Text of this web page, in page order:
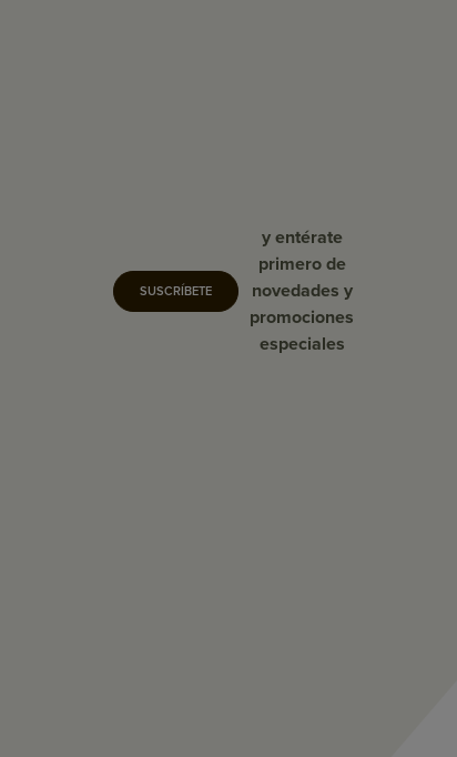
SUSCRÍBETE
y entérate
primero de
novedades y
promociones
especiales